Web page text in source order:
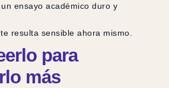
ensayo académico duro y
resulta sensible ahora mismo.
para
más